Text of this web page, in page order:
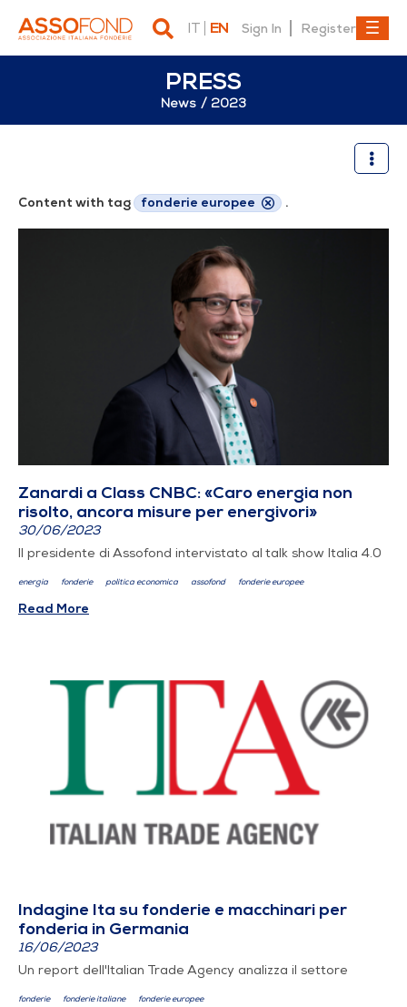
IT EN Sign In Register
PRESS
News 2023
Content with tag fonderie europee .
Zanardi a Class CNBC: «Caro energia non
risolto, ancora misure per energivori»
30/06/2023
Il presidente di Assofond intervistato al talk show Italia 4.0
energia fonderie politica economica assofond fonderie europee
Read More
Indagine Ita su fonderie e macchinari per
fonderia in Germania
16/06/2023
Un report dell'Italian Trade Agency analizza il settore
fonderie fonderie italiane fonderie europee